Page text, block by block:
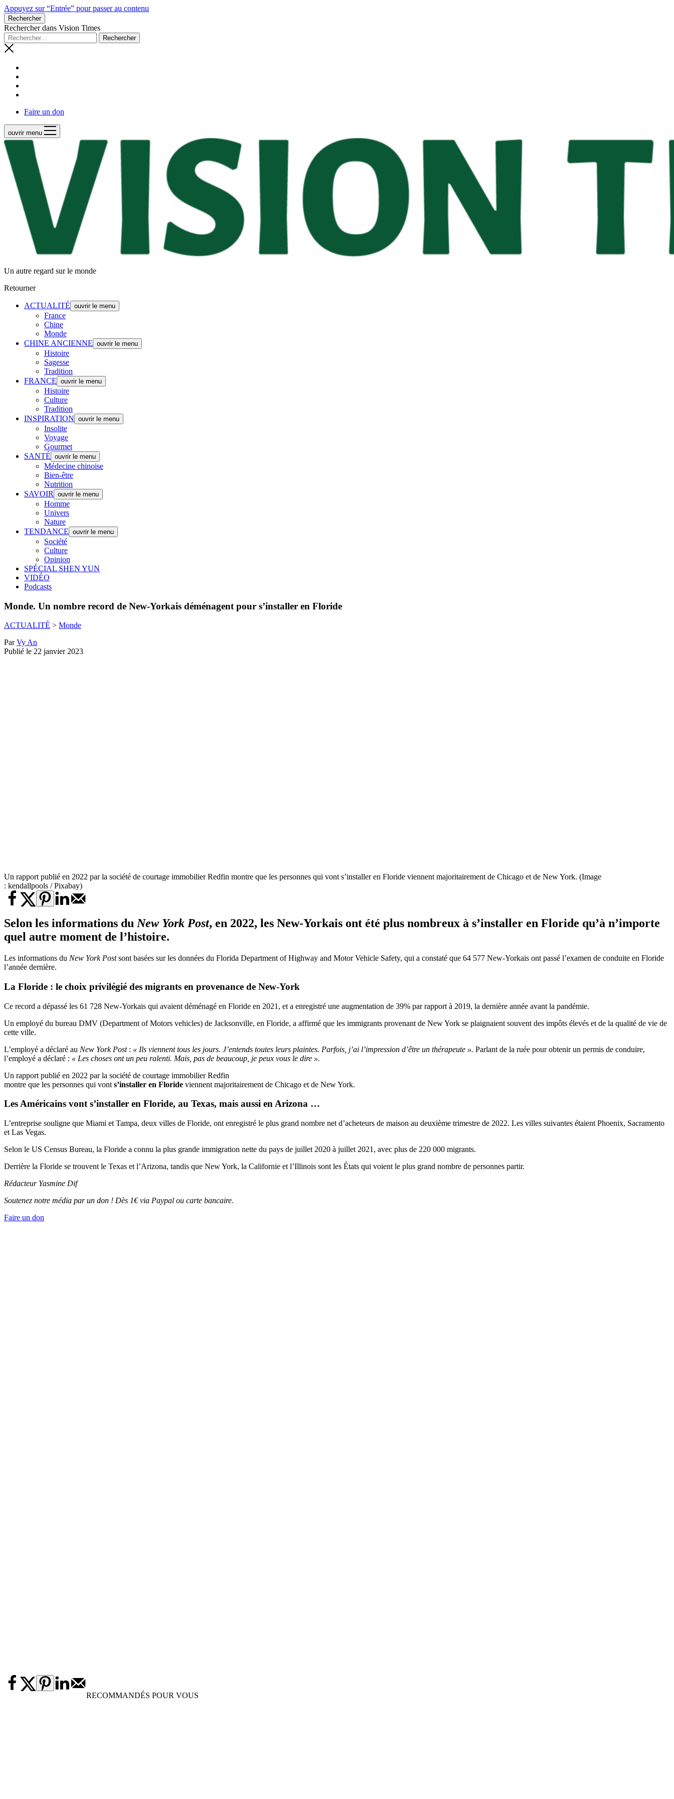
Appuyez sur “Entrée” pour passer au contenu
Rechercher
Rechercher dans Vision Times
Faire un don
ouvrir menu
Un autre regard sur le monde
Retourner
ACTUALITÉ ouvrir le menu
France
Chine
Monde
CHINE ANCIENNE ouvrir le menu
Histoire
Sagesse
Tradition
FRANCE ouvrir le menu
Histoire
Culture
Tradition
INSPIRATION ouvrir le menu
Insolite
Voyage
Gourmet
SANTÉ ouvrir le menu
Médecine chinoise
Bien-être
Nutrition
SAVOIR
ouvrir le menu
Homme
Univers
Nature
TENDANCE ouvrir le menu
Société
Culture
Opinion
SPÉCIAL SHEN YUN
VIDÉO
Podcasts
Monde. Un nombre record de New-Yorkais déménagent pour s’installer en Floride
ACTUALITÉ > Monde
ParVy An
Publié le 22 janvier 2023
Un rapport publié en 2022 par la société de courtage immobilier Redfin montre que les personnes qui vont s’installer en Floride viennent majoritairement de Chicago et de New York. (Image
: kendallpools / Pixabay)
Selon les informations duNew York Post, en 2022, les New-Yorkais ont été plus nombreux à s’installer en Floride qu’à n’importe
quel autre moment de l’histoire.
Les informations du New York Postsont basées sur les données du Florida Department of Highway and Motor Vehicle Safety, qui a constaté que 64 577 New-Yorkais ont passé l’examen de conduite en Floride
l’année dernière.
La Floride : le choix privilégié des migrants en provenance de New-York
Ce record a dépassé les 61 728 New-Yorkais qui avaient déménagé en Floride en 2021, et a enregistré une augmentation de 39% par rapport à 2019, la dernière année avant la pandémie.
Un employé du bureau DMV (Department of Motors vehicles) de Jacksonville, en Floride, a affirmé que les immigrants provenant de New York se plaignaient souvent des impôts élevés et de la qualité de vie de
cette ville.
L’employé a déclaré au New York Post: « Ils viennent tous les jours. J’entends toutes leurs plaintes. Parfois, j’ai l’impression d’être un thérapeute ». Parlant de la ruée pour obtenir un permis de conduire,
l’employé a déclaré : « Les choses ont un peu ralenti. Mais, pas de beaucoup, je peux vous le dire ».
Un rapport publié en 2022 par la société de courtage immobilier Redfin
montre que les personnes qui vont s’installer en Floride viennent majoritairement de Chicago et de New York.
Les Américains vonts’installer en Floride, au Texas, mais aussi en Arizona …
L’entreprise souligne que Miami et Tampa, deux villes de Floride, ont enregistré le plus grand nombre net d’acheteurs de maison au deuxième trimestre de 2022. Les villes suivantes étaient Phoenix, Sacramento
et Las Vegas.
Selon le US Census Bureau, la Floride a connu la plus grande immigration nette du pays de juillet 2020 à juillet 2021, avec plus de 220 000 migrants.
Derrière la Floride se trouvent le Texas et l’Arizona, tandis que New York, la Californie et l’Illinois sont les États qui voient le plus grand nombre de personnes partir.
Rédacteur Yasmine Dif
Soutenez notre média par un don ! Dès 1€ via Paypal ou carte bancaire.
Faire un don
RECOMMANDÉS POUR VOUS